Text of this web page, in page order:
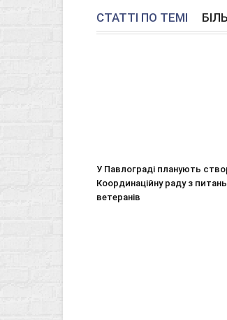
СТАТТІ ПО ТЕМІ
У Павлограді планують
Координаційну раду з питань
ветеранів